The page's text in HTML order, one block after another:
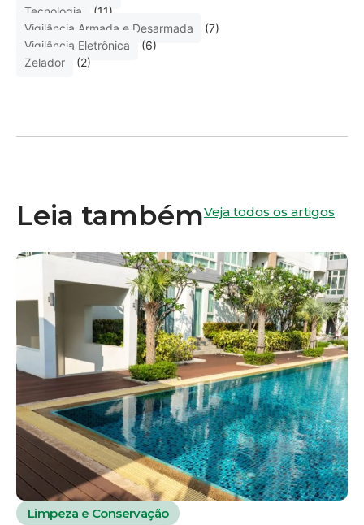
Tecnologia
(11)
Vigilância Armada e Desarmada
(7)
Vigilância Eletrônica
(6)
Zelador
(2)
Leia tambémVeja todos os artigos
Limpeza e Conservação